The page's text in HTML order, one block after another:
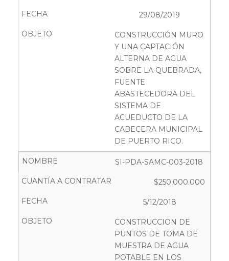
29/08/2019
CONSTRUCCIÓN MURO
Y UNA CAPTACIÓN
ALTERNA DE AGUA
SOBRE LA QUEBRADA,
FUENTE
ABASTECEDORA DEL
SISTEMA DE
ACUEDUCTO DE LA
CABECERA MUNICIPAL
DE PUERTO RICO.
SI-PDA-SAMC-003-2018
$250.000.000
5/12/2018
CONSTRUCCION DE
PUNTOS DE TOMA DE
MUESTRA DE AGUA
POTABLE EN LOS